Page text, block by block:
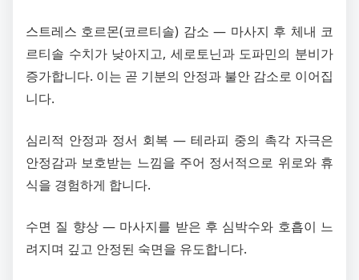
스트레스 호르몬(코르티솔) 감소 — 마사지 후 체내 코
르티솔 수치가 낮아지고, 세로토닌과 도파민의 분비가
증가합니다. 이는 곧 기분의 안정과 불안 감소로 이어집
니다.
심리적 안정과 정서 회복 — 테라피 중의 촉각 자극은
안정감과 보호받는 느낌을 주어 정서적으로 위로와 휴
식을 경험하게 합니다.
수면 질 향상 — 마사지를 받은 후 심박수와 호흡이 느
려지며 깊고 안정된 숙면을 유도합니다.